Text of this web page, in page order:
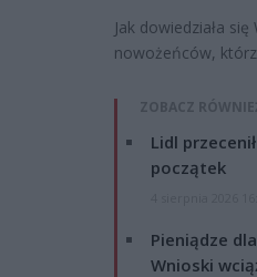
Jak dowiedziała
nowożeńców,
ZOBACZ
Lidl
początek
Pieniądze
Wnioski